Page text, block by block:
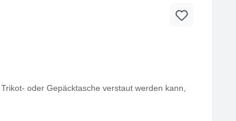
oder Gepäcktasche verstaut werden kann,